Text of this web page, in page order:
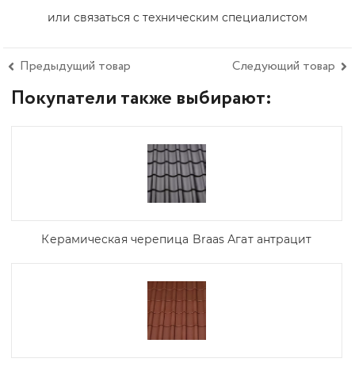
или связаться с техническим специалистом
Предыдущий товар Следующий товар
Покупатели также выбирают:
Керамическая черепица Braas Агат антрацит